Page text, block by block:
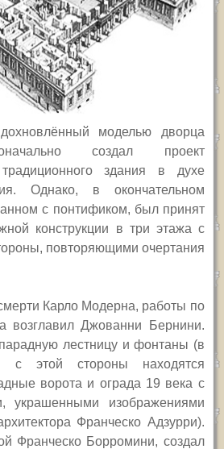
моделью дворца
создал проект
традиционного здания в духе
Однако, в окончательном
с понтификом, был принят
конструкции в три этажа с
повторяющими очертания
Карло Модерна, работы по
возглавил Джованни Бернини.
лестницу и фонтаны (в
с этой стороны находятся
ворота и ограда 19 века с
украшенными изображениями
Франческо Адзурри).
Франческо Борромини, создал